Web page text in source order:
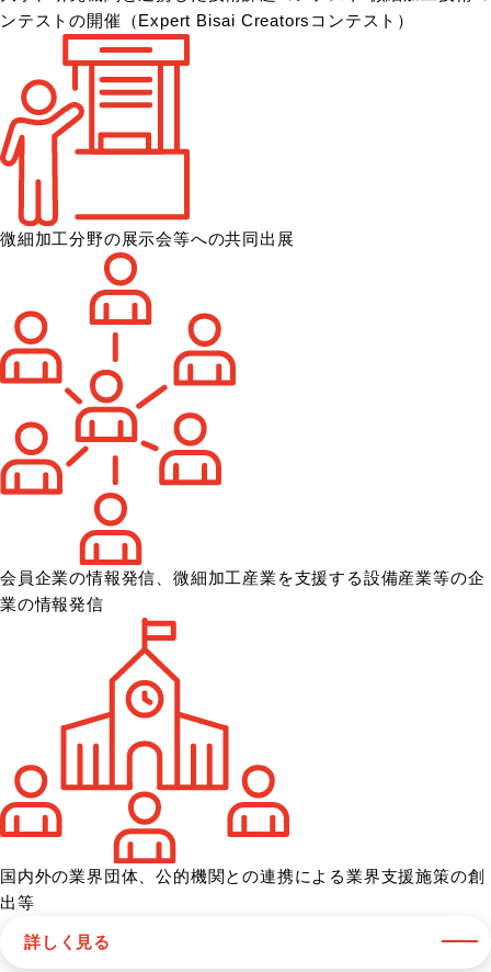
ンテストの開催 （Expert Bisai Creatorsコンテスト）
微細加工分野の展示会等への共同出展
会員企業の情報発信、微細加工産業を支援する設備産業等の企
業の情報発信
国内外の業界団体、公的機関との連携による業界支援施策の創
出等
詳しく見る